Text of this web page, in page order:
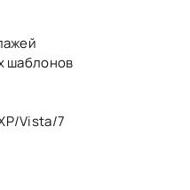
шаблонов
Vista/7